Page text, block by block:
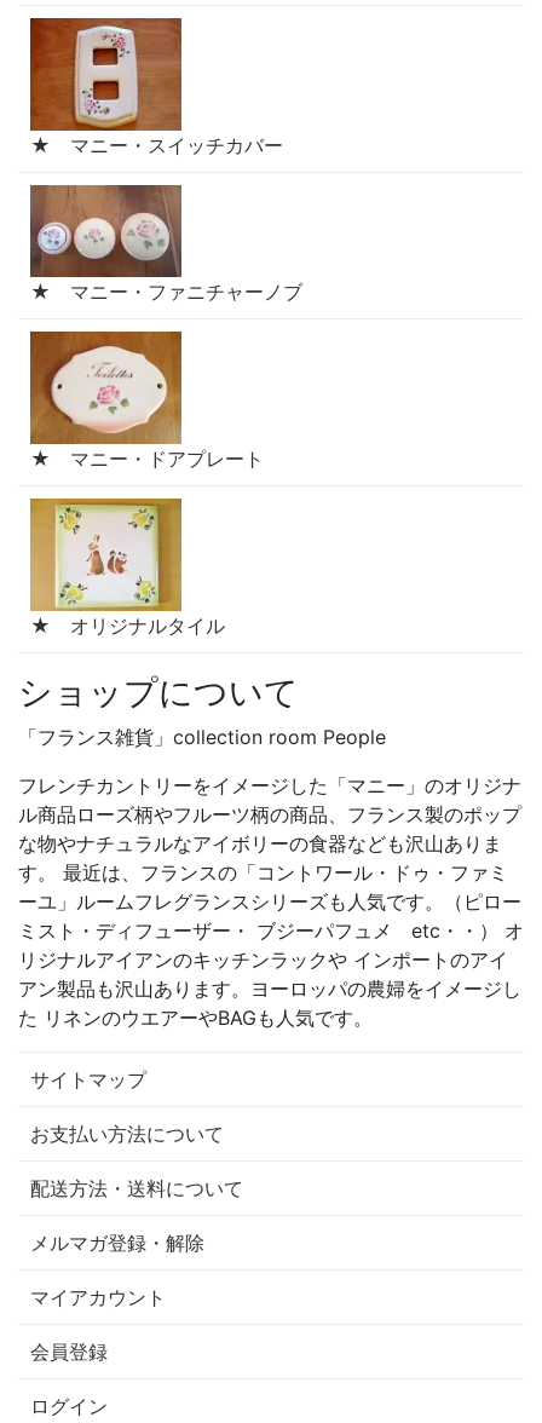
★ マニー・スイッチカバー
★ マニー・ファニチャーノブ
★ マニー・ドアプレート
★ オリジナルタイル
ショップについて
「フランス雑貨」collection room People
フレンチカントリーをイメージした「マニー」のオリジナ
ル商品ローズ柄やフルーツ柄の商品、フランス製のポップ
な物やナチュラルなアイボリーの食器なども沢山ありま
す。 最近は、フランスの「コントワール・ドゥ・ファミ
ーユ」ルームフレグランスシリーズも人気です。（ピロー
ミスト・ディフューザー・ ブジーパフュメ etc・・） オ
リジナルアイアンのキッチンラックや インポートのアイ
アン製品も沢山あります。ヨーロッパの農婦をイメージし
た リネンのウエアーやBAGも人気です。
サイトマップ
お支払い方法について
配送方法・送料について
メルマガ登録・解除
マイアカウント
会員登録
ログイン